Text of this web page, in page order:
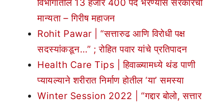
विभागातील 13 हजार 400 पदे भरण्यास सरकारची
मान्यता – गिरीष महाजन
Rohit Pawar | “सत्तारुढ आणि विरोधी पक्ष
सदस्यांकडून…” ; रोहित पवार यांचे प्रतिपादन
Health Care Tips | हिवाळ्यामध्ये थंड पाणी
प्यायल्याने शरीरात निर्माण होतील ‘या’ समस्या
Winter Session 2022 | “गद्दार बोलो, सत्तार